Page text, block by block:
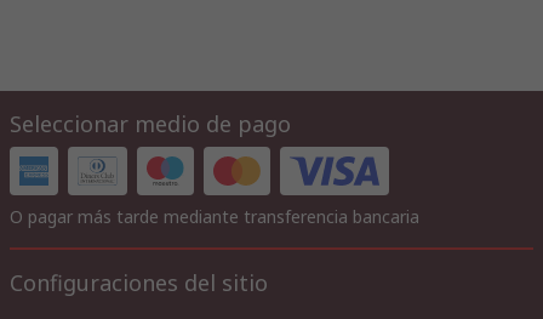
Seleccionar medio de pago
O pagar más tarde mediante transferencia bancaria
Configuraciones del sitio